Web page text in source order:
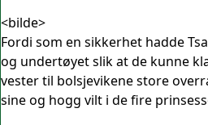
<bilde>
Fordi som en sikkerhet hadde
og undertøyet slik at de kunne
vester til bolsjevikene store
sine og hogg vilt i de fire